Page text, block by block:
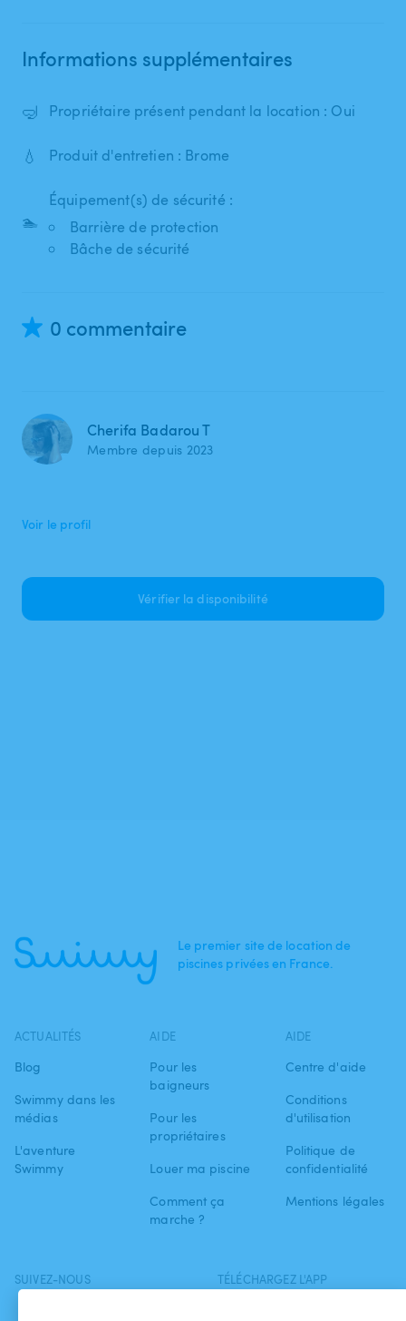
Informations supplémentaires
🤿 Propriétaire présent pendant la location : Oui
💧 Produit d'entretien : Brome
🏊
Équipement(s) de sécurité :
Barrière de protection
Bâche de sécurité
0 commentaire
Cherifa Badarou T
Membre depuis 2023
Voir le profil
Vérifier la disponibilité
Le premier site de location de
piscines privées en France.
ACTUALITÉS
Blog
Swimmy dans les
médias
L'aventure
Swimmy
AIDE
Pour les
baigneurs
Pour les
propriétaires
Louer ma piscine
Comment ça
marche ?
AIDE
Centre d'aide
Conditions
d'utilisation
Politique de
confidentialité
Mentions légales
SUIVEZ-NOUS TÉLÉCHARGEZ L'APP